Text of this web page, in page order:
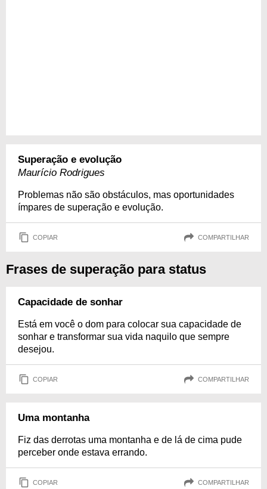
Superação e evolução
Maurício Rodrigues
Problemas não são obstáculos, mas oportunidades
ímpares de superação e evolução.
COPIAR COMPARTILHAR
Frases de superação para status
Capacidade de sonhar
Está em você o dom para colocar sua capacidade de
sonhar e transformar sua vida naquilo que sempre
desejou.
COPIAR COMPARTILHAR
Uma montanha
Fiz das derrotas uma montanha e de lá de cima pude
perceber onde estava errando.
COPIAR COMPARTILHAR